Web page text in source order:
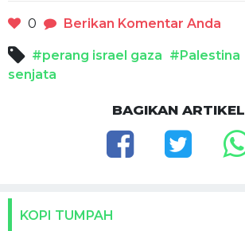
0 Berikan Komentar Anda
#perang israel gaza #Palestina
senjata
BAGIKAN ARTIKEL
KOPI TUMPAH